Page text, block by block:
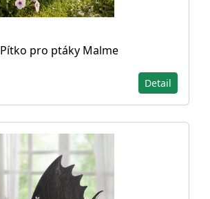
Pítko pro ptáky Malme
Detail